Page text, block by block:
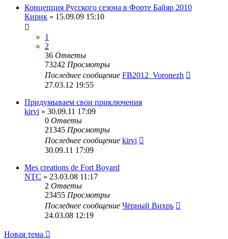
Концепция Русского сезона в Форте Байяр 2010
Кирик » 15.09.09 15:10
1
2
36 Ответы
73242 Просмотры
Последнее сообщение FB2012_Voronezh
27.03.12 19:55
Придумываем свои приключения
kirvi » 30.09.11 17:09
0 Ответы
21345 Просмотры
Последнее сообщение kirvi
30.09.11 17:09
Mes creations de Fort Boyard
NTC » 23.03.08 11:17
2 Ответы
23455 Просмотры
Последнее сообщение Чёрный Вихрь
24.03.08 12:19
Новая тема